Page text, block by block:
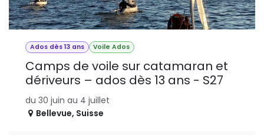
Ados dès 13 ans Voile Ados
Camps de voile sur catamaran et
dériveurs – ados dès 13 ans - S27
du 30 juin au 4 juillet
Bellevue, Suisse